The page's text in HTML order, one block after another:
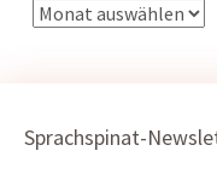
Sprachspinat-